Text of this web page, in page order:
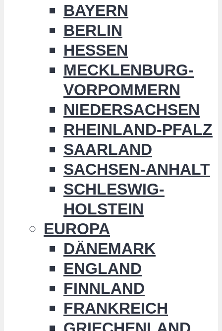
BAYERN
BERLIN
HESSEN
MECKLENBURG-
VORPOMMERN
NIEDERSACHSEN
RHEINLAND-PFALZ
SAARLAND
SACHSEN-ANHALT
SCHLESWIG-
HOLSTEIN
EUROPA
DÄNEMARK
ENGLAND
FINNLAND
FRANKREICH